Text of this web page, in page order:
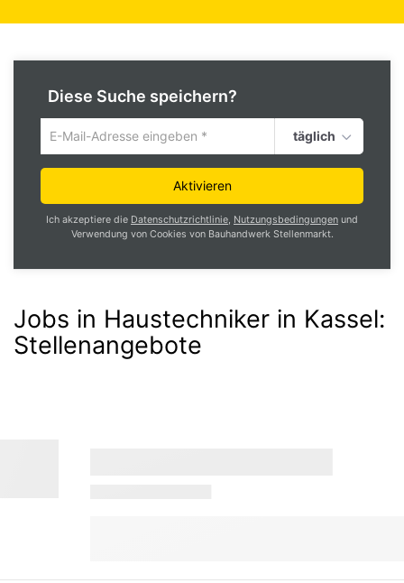
Diese Suche speichern?
Um
die
aktuelle
zu
speichern
deine
ein
täglich
Aktivieren
Ich akzeptiere die Datenschutzrichtlinie, Nutzungsbedingungen und
Verwendung von Cookies von Bauhandwerk Stellenmarkt.
Jobs in Haustechniker in Kassel:
Stellenangebote